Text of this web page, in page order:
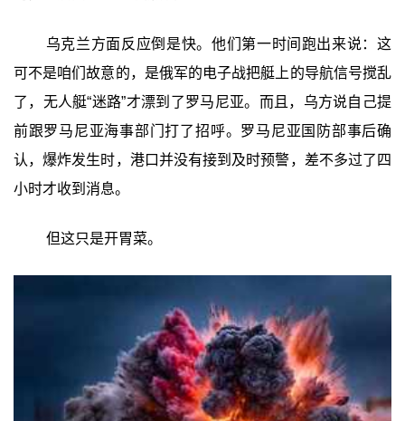
乌克兰方面反应倒是快。他们第一时间跑出来说：这
可不是咱们故意的，是俄军的电子战把艇上的导航信号搅乱
了，无人艇“迷路”才漂到了罗马尼亚。而且，乌方说自己提
前跟罗马尼亚海事部门打了招呼。罗马尼亚国防部事后确
认，爆炸发生时，港口并没有接到及时预警，差不多过了四
小时才收到消息。
但这只是开胃菜。